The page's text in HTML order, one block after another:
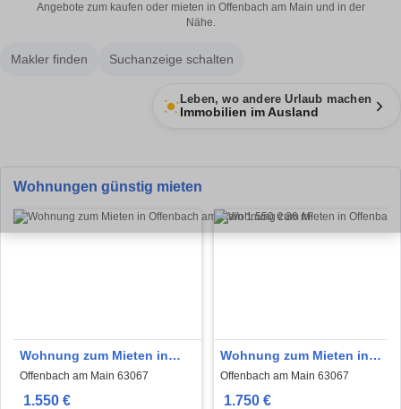
Angebote zum kaufen oder mieten in Offenbach am Main und in der
Nähe.
Makler finden Suchanzeige schalten
Leben, wo andere Urlaub machen
Immobilien im Ausland
Wohnungen günstig mieten
Wohnung zum Mieten in
Offenbach am Main 1.550 €
86 m²
Offenbach am Main 63067
1.550 €
Wohnung zum Mieten in
Offenbach am Main 1.750 €
101.1 m²
Offenbach am Main 63067
1.750 €